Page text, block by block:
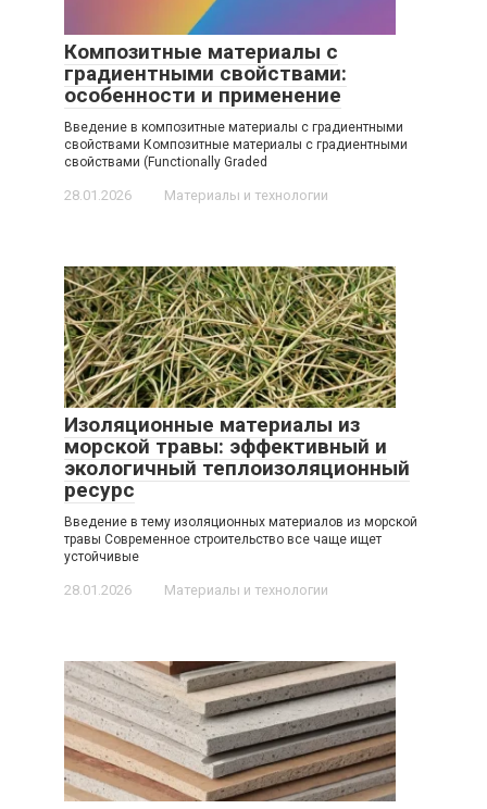
Композитные материалы с
градиентными свойствами:
особенности и применение
Введение в композитные материалы с градиентными
свойствами Композитные материалы с градиентными
свойствами (Functionally Graded
28.01.2026 Материалы и технологии
Изоляционные материалы из
морской травы: эффективный и
экологичный теплоизоляционный
ресурс
Введение в тему изоляционных материалов из морской
травы Современное строительство все чаще ищет
устойчивые
28.01.2026 Материалы и технологии